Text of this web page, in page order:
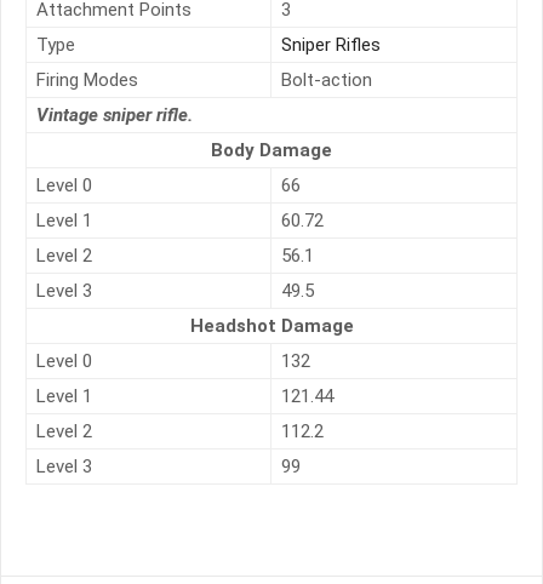
Attachment Points
3
Type
Sniper Rifles
Firing Modes
Bolt-action
Vintage sniper rifle.
Body Damage
Level 0
66
Level 1
60.72
Level 2
56.1
Level 3
49.5
Headshot Damage
Level 0
132
Level 1
121.44
Level 2
112.2
Level 3
99